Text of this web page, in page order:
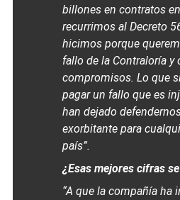
billones en contratos
recurrimos al Decreto
hicimos porque
fallo de la Contraloría y
compromisos. Lo que
pagar un fallo que es
han dejado
exorbitante para
país”.
¿Esas mejores cifras
“A que la compañía ha